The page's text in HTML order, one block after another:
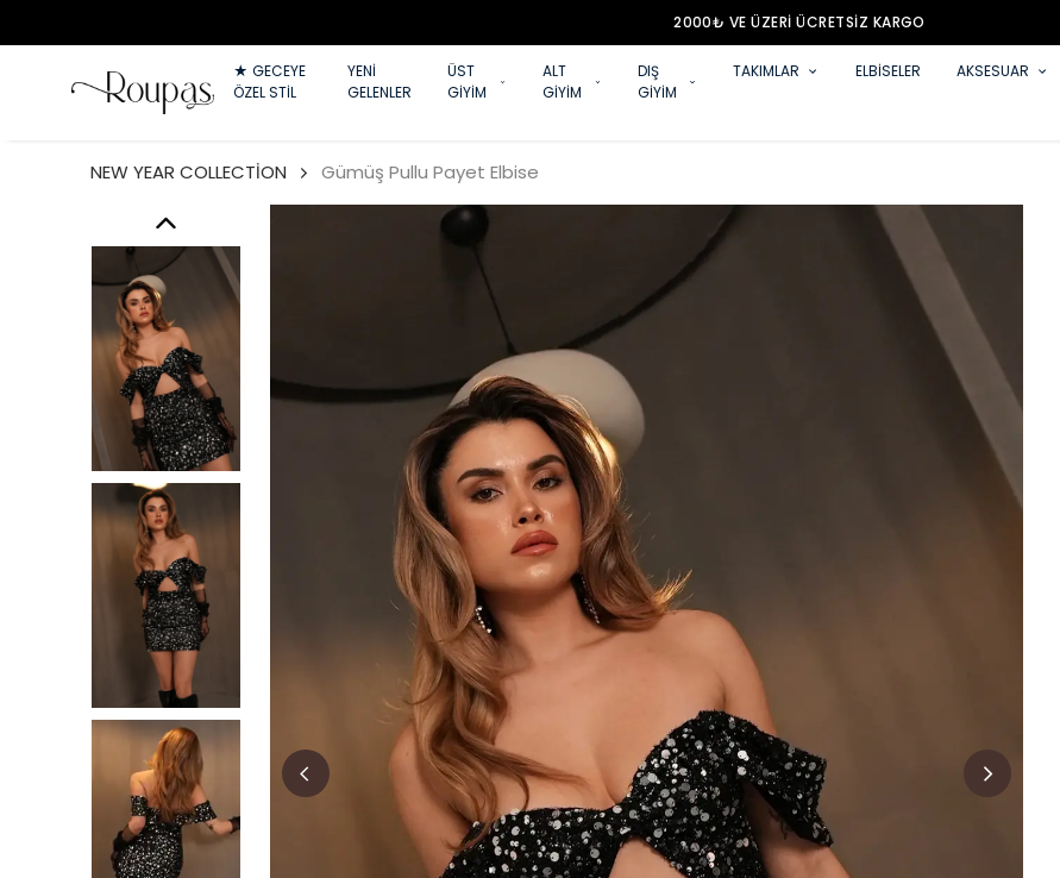
2000₺ VE ÜZERİ ÜCRETSİZ KARGO
★ GECEYE
ÖZEL STİL
YENİ
GELENLER
ÜST
GİYİM
ALT
GİYİM
DIŞ
GİYİM
TAKIMLAR ELBİSELER AKSESUAR
NEW YEAR COLLECTİON Gümüş Pullu Payet Elbise